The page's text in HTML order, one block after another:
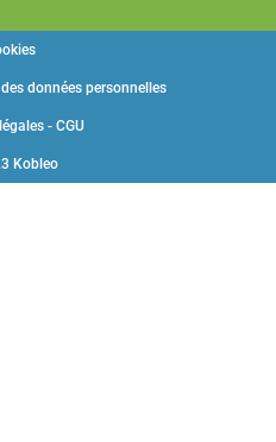
Kobleo
- CGU
données personnelles